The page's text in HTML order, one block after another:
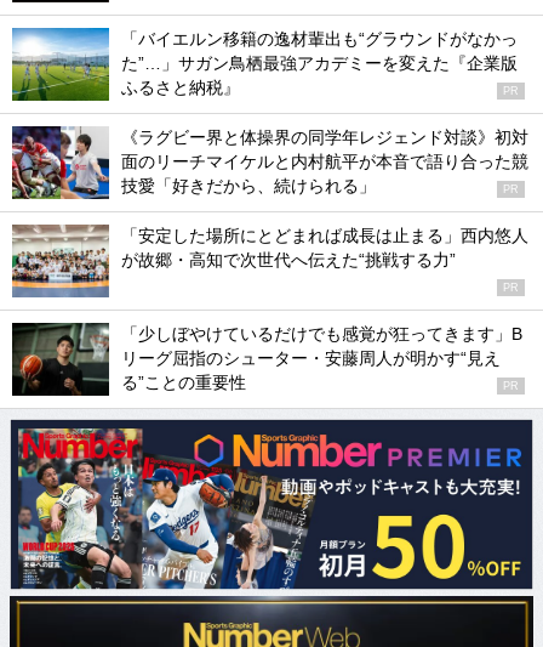
「バイエルン移籍の逸材輩出も“グラウンドがなかっ
た”…」サガン鳥栖最強アカデミーを変えた『企業版
ふるさと納税』
PR
《ラグビー界と体操界の同学年レジェンド対談》初対
面のリーチマイケルと内村航平が本音で語り合った競
技愛「好きだから、続けられる」
PR
「安定した場所にとどまれば成長は止まる」西内悠人
が故郷・高知で次世代へ伝えた“挑戦する力”
PR
「少しぼやけているだけでも感覚が狂ってきます」B
リーグ屈指のシューター・安藤周人が明かす“見え
る”ことの重要性
PR